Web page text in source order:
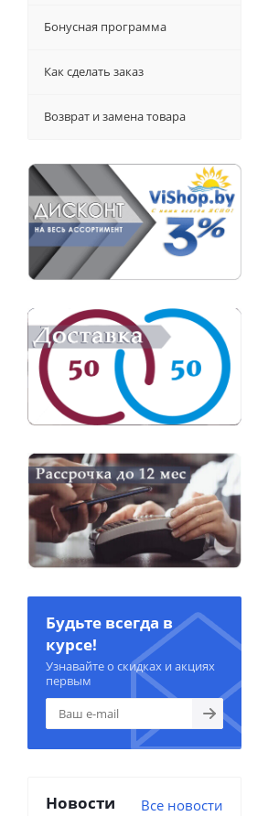
Бонусная программа
Как сделать заказ
Возврат и замена товара
Будьте всегда в
курсе!
Узнавайте о скидках и акциях
первым
Новости Все новости